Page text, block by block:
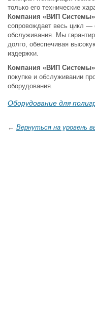
только его технические
Компания «ВИП Системы»
сопровождает весь цикл —
обслуживания. Мы
долго, обеспечивая
издержки.
Компания «ВИП Системы»
покупке и обслуживании
оборудования.
Оборудование для
← Вернуться на уровень